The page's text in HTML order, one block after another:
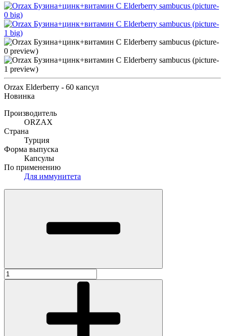
Orzax Elderberry - 60 капсул
Новинка
Производитель
ORZAX
Страна
Турция
Форма выпуска
Капсулы
По применению
Для иммунитета